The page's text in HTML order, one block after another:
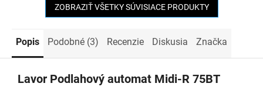
ZOBRAZIŤ VŠETKY SÚVISIACE PRODUKTY
Popis Podobné (3) Recenzie Diskusia Značka
Lavor Podlahový automat Midi-R 75BT